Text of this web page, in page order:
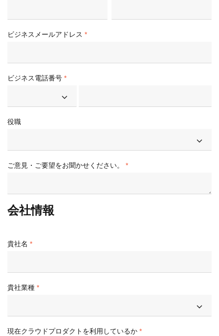
ビジネスメールアドレス
ビジネス電話番号
役職
ご意見・ご要望をお聞かせください。
会社情報
貴社名
貴社業種
現在クラウドプロダクトを利用しているか